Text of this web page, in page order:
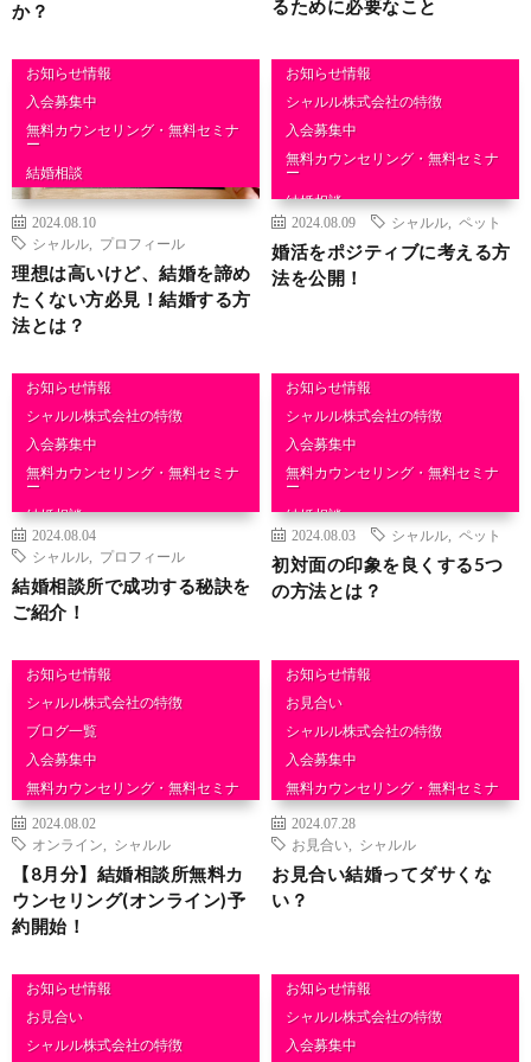
か？
るために必要なこと
お知らせ情報
入会募集中
無料カウンセリング・無料セミナ
ー
結婚相談
2024.08.10
シャルル
プロフィール
理想は高いけど、結婚を諦め
たくない方必見！結婚する方
法とは？
お知らせ情報
シャルル株式会社の特徴
入会募集中
無料カウンセリング・無料セミナ
ー
結婚相談
2024.08.09 シャルル ペット
婚活をポジティブに考える方
法を公開！
お知らせ情報
シャルル株式会社の特徴
入会募集中
無料カウンセリング・無料セミナ
ー
結婚相談
2024.08.04
シャルル
プロフィール
結婚相談所で成功する秘訣を
ご紹介！
お知らせ情報
シャルル株式会社の特徴
入会募集中
無料カウンセリング・無料セミナ
ー
結婚相談
2024.08.03 シャルル ペット
初対面の印象を良くする5つ
の方法とは？
お知らせ情報
シャルル株式会社の特徴
ブログ一覧
入会募集中
無料カウンセリング・無料セミナ
ー
結婚相談
2024.08.02
オンライン
シャルル
【8月分】結婚相談所無料カ
ウンセリング(オンライン)予
約開始！
お知らせ情報
お見合い
シャルル株式会社の特徴
入会募集中
無料カウンセリング・無料セミナ
ー
結婚相談
2024.07.28
お見合い
シャルル
お見合い結婚ってダサくな
い？
お知らせ情報
お見合い
シャルル株式会社の特徴
お知らせ情報
シャルル株式会社の特徴
入会募集中